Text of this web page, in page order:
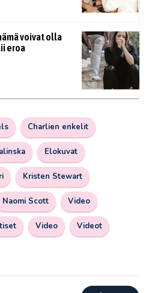
voivat olla
eroa
Charlien enkelit
Elokuvat
Kristen Stewart
Naomi Scott Video
Video Videot